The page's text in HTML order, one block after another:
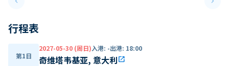
Previous slide
行程表
第1日
2027-05-30 (周日)入港: -出港: 18:00
奇维塔韦基亚, 意大利open_in_new